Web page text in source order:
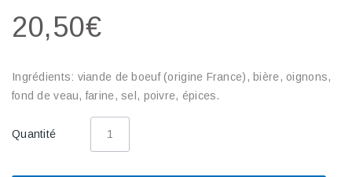
20,50€
Ingrédients: viande de boeuf (origine France), bière, oignons,
fond de veau, farine, sel, poivre, épices.
Quantité